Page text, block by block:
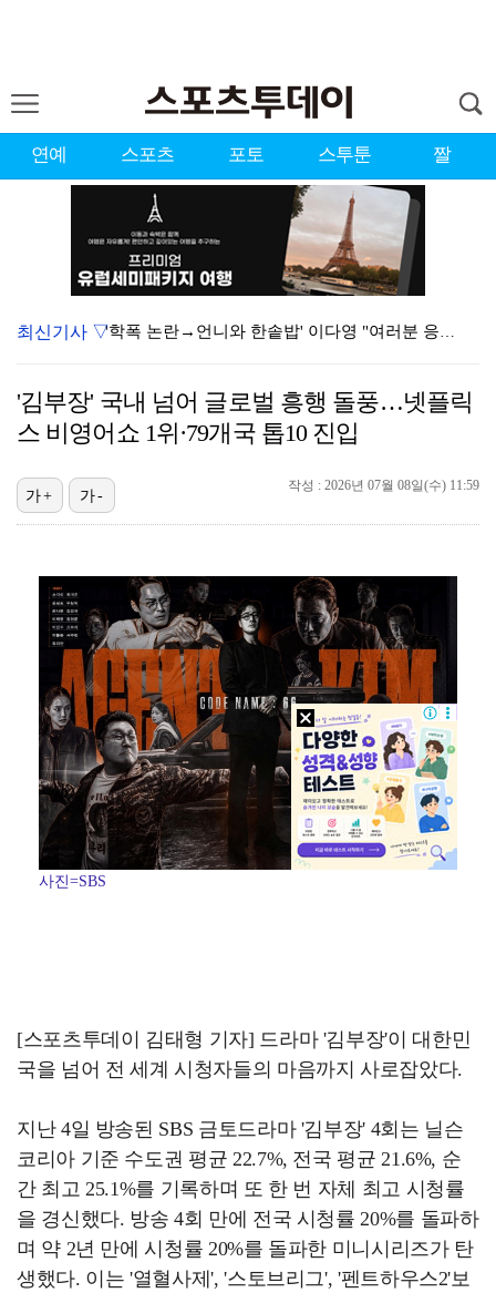
연예 스포츠 포토 스투툰 짤
'학폭 논란→언니와 한솥밥' 이다영 "여러분 응원이 큰…
[ST포토] 에반, 인기폭발
[ST포토] 미야오 안나, 인형이야 사람이야
'손흥민 68분+슈팅 0회' LAFC, 후반 추가시간 …
[ST포토] 아이딧, 향수 돋는 스쿨룩
카라 한승연, 손 떨림 증상에 건강 이상설 "목 디스크…
[ST포토] 앤더블 장하오, 비주얼로 압살
최신기사 ▽
'김부장' 국내 넘어 글로벌 흥행 돌풍…넷플릭
스 비영어쇼 1위·79개국 톱10 진입
작성 : 2026년 07월 08일(수) 11:59
가+ 가-
사진=SBS
[스포츠투데이 김태형 기자] 드라마 '김부장'이 대한민
국을 넘어 전 세계 시청자들의 마음까지 사로잡았다.
지난 4일 방송된 SBS 금토드라마 '김부장' 4회는 닐슨
코리아 기준 수도권 평균 22.7%, 전국 평균 21.6%, 순
간 최고 25.1%를 기록하며 또 한 번 자체 최고 시청률
을 경신했다. 방송 4회 만에 전국 시청률 20%를 돌파하
며 약 2년 만에 시청률 20%를 돌파한 미니시리즈가 탄
생했다. 이는 '열혈사제', '스토브리그', '펜트하우스2'보